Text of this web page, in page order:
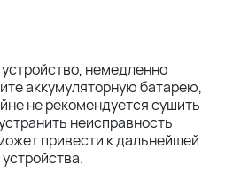
немедленно
аккумуляторную батарею,
не рекомендуется сушить
неисправность
привести к дальнейшей